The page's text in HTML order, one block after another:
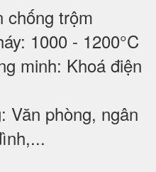
chống trộm
1000 - 1200°C
minh: Khoá điện
Văn phòng, ngân